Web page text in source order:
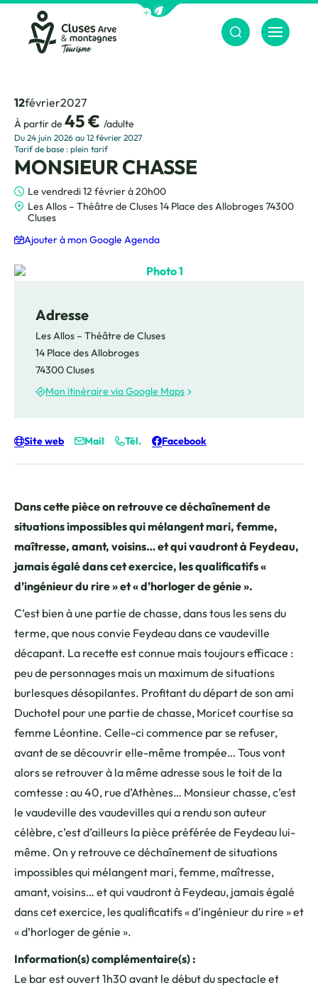
Afficher la barre de navigation du
Menu
12février2027
À partir de 45 € /adulte
Du 24 juin 2026 au 12 février 2027
Tarif de base : plein tarif
MONSIEUR CHASSE
Le vendredi 12 février à 20h00
Les Allos – Théâtre de Cluses 14 Place des Allobroges 74300
Cluses
Ajouter à mon Google Agenda
Dans cette pièce on retrouve ce déchaînement de
situations impossibles qui mélangent mari, femme,
maîtresse, amant, voisins… et qui vaudront à Feydeau,
jamais égalé dans cet exercice, les qualificatifs «
d’ingénieur du rire » et « d’horloger de génie ».
C’est bien à une partie de chasse, dans tous les sens du
terme, que nous convie Feydeau dans ce vaudeville
décapant. La recette est connue mais toujours efficace :
peu de personnages mais un maximum de situations
burlesques désopilantes. Profitant du départ de son ami
Duchotel pour une partie de chasse, Moricet courtise sa
femme Léontine. Celle-ci commence par se refuser,
avant de se découvrir elle-même trompée… Tous vont
alors se retrouver à la même adresse sous le toit de la
comtesse : au 40, rue d’Athènes… Monsieur chasse, c’est
le vaudeville des vaudevilles qui a rendu son auteur
célèbre, c’est d’ailleurs la pièce préférée de Feydeau lui-
même. On y retrouve ce déchaînement de situations
impossibles qui mélangent mari, femme, maîtresse,
amant, voisins… et qui vaudront à Feydeau, jamais égalé
dans cet exercice, les qualificatifs « d’ingénieur du rire » et
« d’horloger de génie ».
Information(s) complémentaire(s) :
Le bar est ouvert 1h30 avant le début du spectacle et
Adresse
Les Allos – Théâtre de Cluses
14 Place des Allobroges
74300 Cluses
Mon itinéraire via Google Maps
Site web Mail Tél. Facebook